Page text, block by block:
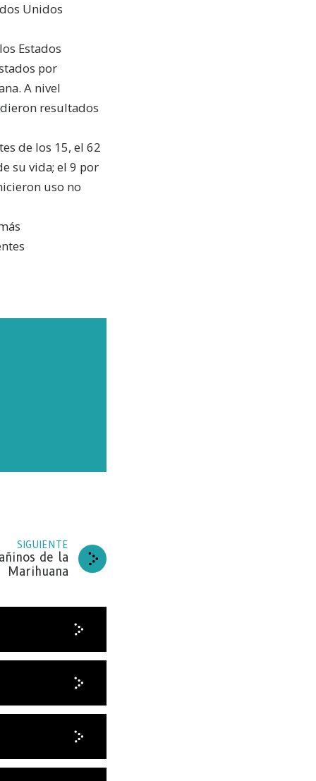
Unidos
Estados
por
A nivel
resultados
de los 15, el 62
su vida; el 9 por
uso no
SIGUIENTE
de la
Marihuana